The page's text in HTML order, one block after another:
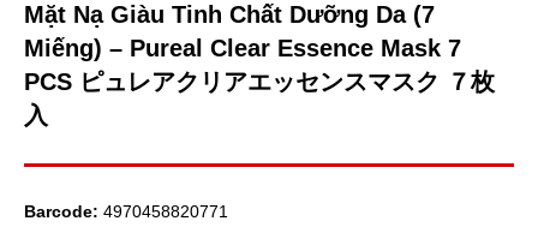
Mặt Nạ Giàu Tinh Chất Dưỡng Da (7
Miếng) – Pureal Clear Essence Mask 7
PCS ピュレアクリアエッセンスマスク ７枚
入
Barcode: 4970458820771